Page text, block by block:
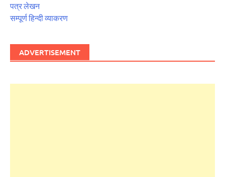
पत्र लेखन
सम्पूर्ण हिन्दी व्याकरण
ADVERTISEMENT